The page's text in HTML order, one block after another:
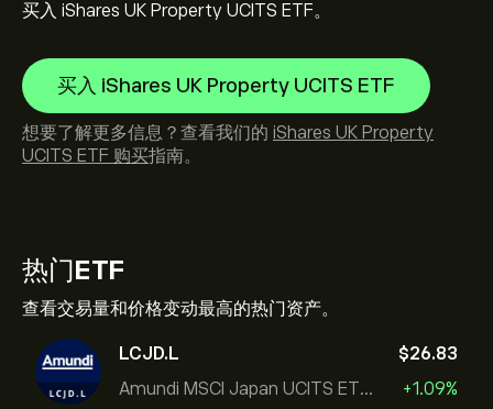
热门ETF
查看交易量和价格变动最高的热门资产。
LCJD.L
Amundi MSCI Japan UCITS ETF Acc
‎$‎26.83
+1.09%
买入 iShares UK Property UCITS ETF。
买入 iShares UK Property UCITS ETF
想要了解更多信息？查看我们的 iShares UK Property
UCITS ETF 购买指南。